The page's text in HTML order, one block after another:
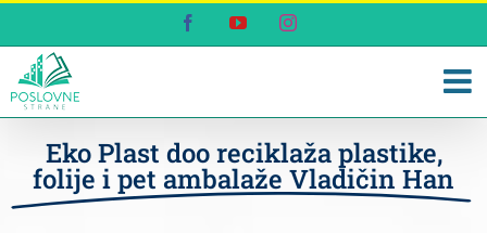
content
FacebookYouTubeInstagram
Eko Plast doo reciklaža plastike,
folije i pet ambalaže Vladičin Han